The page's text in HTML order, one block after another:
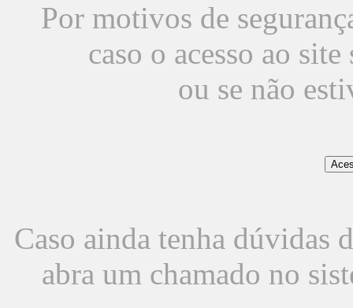
Por motivos de
caso o acesso ao
ou se não
Caso ainda tenha dúvidas
abra um chamado no